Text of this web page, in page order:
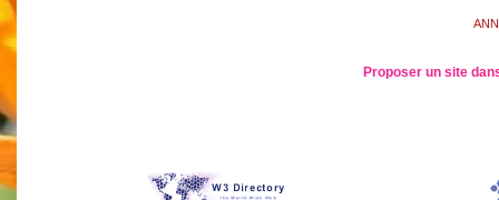
Proposer un site